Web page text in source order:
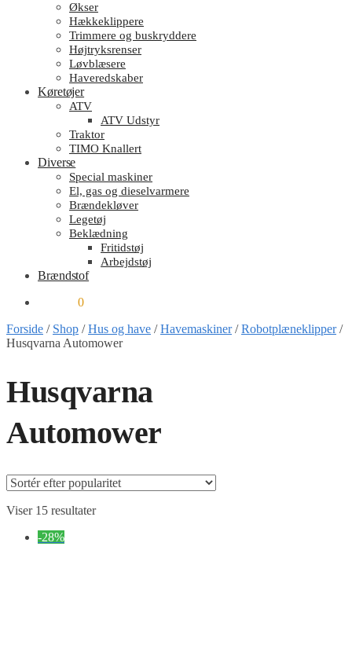
Økser
Hækkeklippere
Trimmere og buskryddere
Højtryksrenser
Løvblæsere
Haveredskaber
Køretøjer
ATV
ATV Udstyr
Traktor
TIMO Knallert
Diverse
Special maskiner
El, gas og dieselvarmere
Brændekløver
Legetøj
Beklædning
Fritidstøj
Arbejdstøj
Brændstof
0
Forside / Shop /Hus og have /Havemaskiner/Robotplæneklipper/
Husqvarna Automower
Husqvarna
Automower
Viser 15 resultaterSorteret
-28%